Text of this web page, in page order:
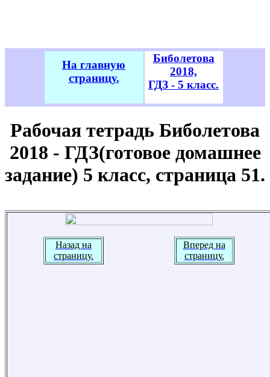
На главную
страницу.
Биболетова
2018,
ГДЗ - 5 класс.
Рабочая тетрадь Биболетова
2018 - ГДЗ(готовое домашнее
задание) 5 класс, страница 51.
Назад на
страницу.
Вперед на
страницу.